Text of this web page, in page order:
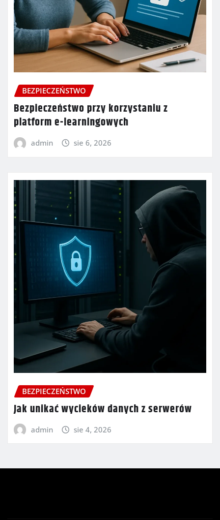
BEZPIECZEŃSTWO
Bezpieczeństwo przy korzystaniu z
platform e-learningowych
admin sie 6, 2026
BEZPIECZEŃSTWO
Jak unikać wycieków danych z serwerów
admin sie 4, 2026